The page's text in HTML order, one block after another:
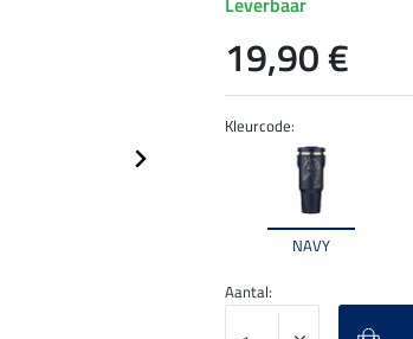
Kleurcode:
NAVY
19,90 €
Aantal: